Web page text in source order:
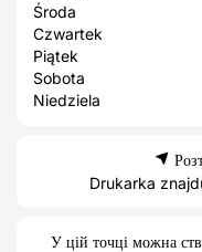
Środa
Czwartek
Piątek
Sobota
Niedziela
Drukarka
У цій точці можна